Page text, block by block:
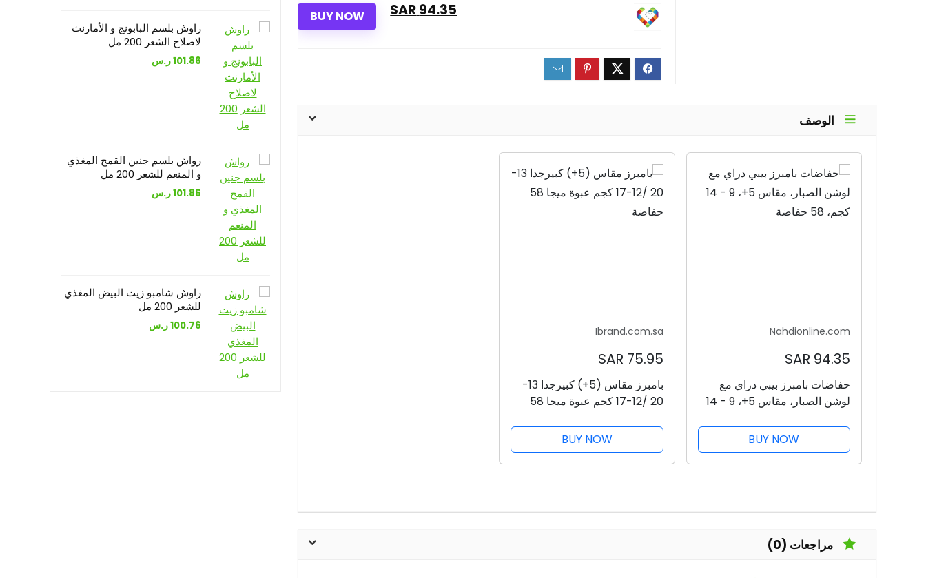
BUY NOW 94.35 SAR
الوصف
Nahdionline.com
94.35 SAR
حفاضات بامبرز بيبي دراي مع
لوشن الصبار، مقاس 5+، 9 - 14
BUY NOW
Ibrand.com.sa
75.95 SAR
بامبرز مقاس (5+) كبيرجدا 13-
20 /12-17 كجم عبوة ميجا 58
BUY NOW
مراجعات (0)
راوش بلسم البابونج و الأمارنث
لاصلاح الشعر 200 مل
101.86ر.س
رواش بلسم جنين القمح المغذي
و المنعم للشعر 200 مل
101.86ر.س
راوش شامبو زيت البيض المغذي
للشعر 200 مل
100.76ر.س